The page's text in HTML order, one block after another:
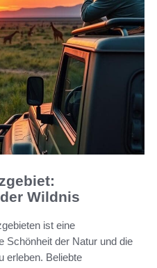
Wildnis
ist eine
Schönheit der Natur und die
erleben. Beliebte